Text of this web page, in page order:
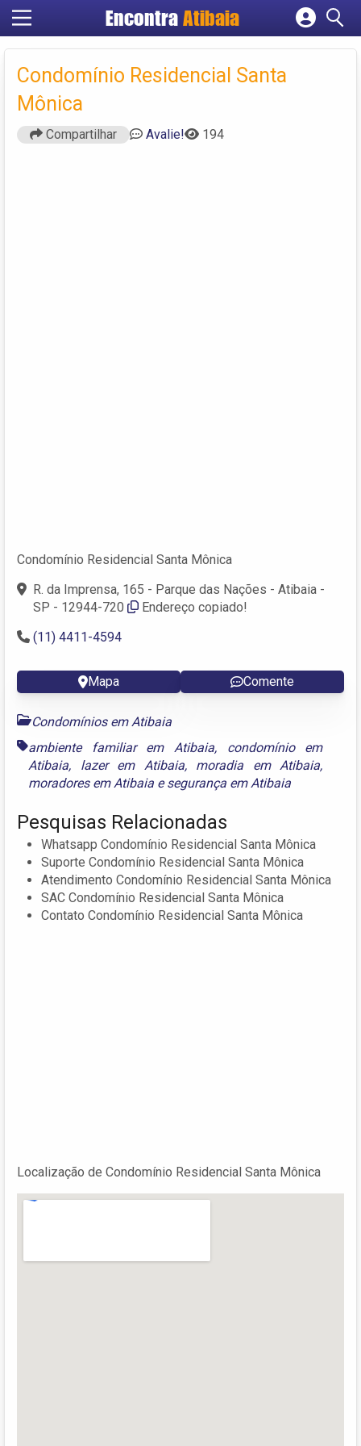
Encontra Atibaia
Cadastrar empresa
Criar conta
Condomínio Residencial Santa
Mônica
Compartilhar Avalie! 194
Condomínio Residencial Santa Mônica
R. da Imprensa, 165 - Parque das Nações - Atibaia -
SP - 12944-720
Endereço copiado!
(11) 4411-4594
Mapa Comente
Condomínios em Atibaia
ambiente familiar em Atibaia, condomínio em
Atibaia, lazer em Atibaia, moradia em Atibaia,
moradores em Atibaia esegurança em Atibaia
Pesquisas Relacionadas
Whatsapp Condomínio Residencial Santa Mônica
Suporte Condomínio Residencial Santa Mônica
Atendimento Condomínio Residencial Santa Mônica
SAC Condomínio Residencial Santa Mônica
Contato Condomínio Residencial Santa Mônica
Localização de Condomínio Residencial Santa Mônica